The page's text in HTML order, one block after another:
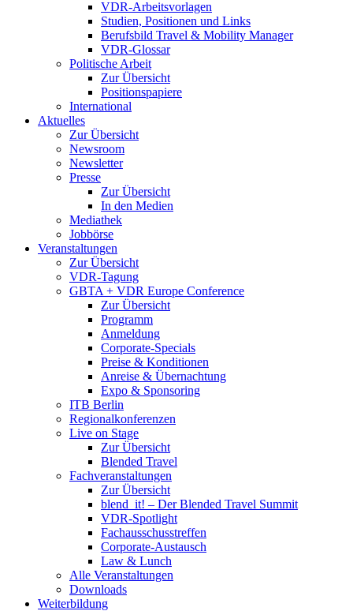
VDR-Arbeitsvorlagen
Studien, Positionen und Links
Berufsbild Travel & Mobility Manager
VDR-Glossar
Politische Arbeit
Zur Übersicht
Positionspapiere
International
Aktuelles
Zur Übersicht
Newsroom
Newsletter
Presse
Zur Übersicht
In den Medien
Mediathek
Jobbörse
Veranstaltungen
Zur Übersicht
VDR-Tagung
GBTA + VDR Europe Conference
Zur Übersicht
Programm
Anmeldung
Corporate-Specials
Preise & Konditionen
Anreise & Übernachtung
Expo & Sponsoring
ITB Berlin
Regionalkonferenzen
Live on Stage
Zur Übersicht
Blended Travel
Fachveranstaltungen
Zur Übersicht
blend_it! – Der Blended Travel Summit
VDR-Spotlight
Fachausschusstreffen
Corporate-Austausch
Law & Lunch
Alle Veranstaltungen
Downloads
Weiterbildung